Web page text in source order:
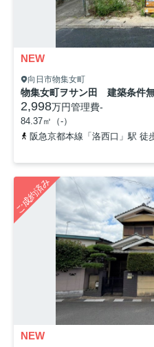
NEW
向日市物集女町
物集女町ヲサン田 建築条件
2,998万円管理費-
84.37㎡（-）
阪急京都本線「洛西口」駅 徒
ご成約済み
NEW